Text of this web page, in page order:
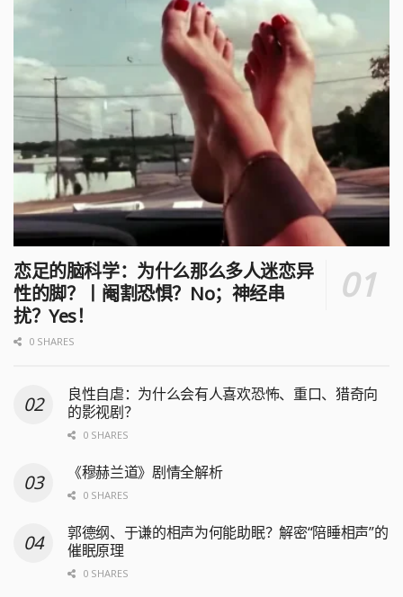
恋足的脑科学：为什么那么多人迷恋异
性的脚？丨阉割恐惧？No；神经串
扰？Yes！
0 SHARES
良性自虐：为什么会有人喜欢恐怖、重口、猎奇向
的影视剧？
0 SHARES
《穆赫兰道》剧情全解析
0 SHARES
郭德纲、于谦的相声为何能助眠？解密“陪睡相声”的
催眠原理
0 SHARES